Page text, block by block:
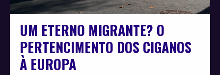
UM ETERNO MIGRANTE? O
PERTENCIMENTO DOS CIGANOS
À EUROPA